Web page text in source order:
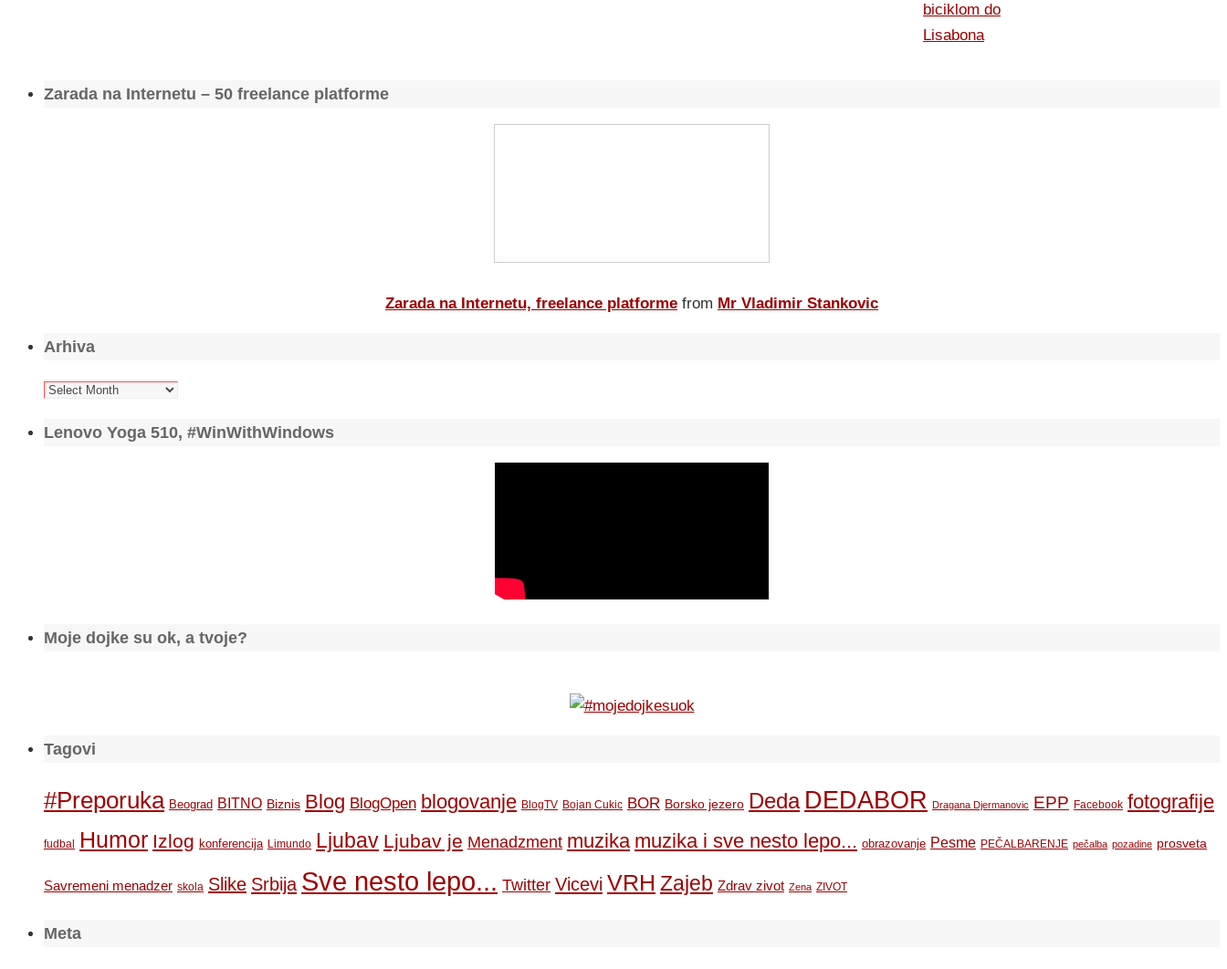
biciklom do
Lisabona
Zarada na Internetu – 50 freelance platforme
Zarada na Internetu, freelance platforme from Mr Vladimir Stankovic
Arhiva
Arhiva
Lenovo Yoga 510, #WinWithWindows
Moje dojke su ok, a tvoje?
Tagovi
#Preporuka Beograd BITNO Biznis Blog BlogOpen blogovanje BlogTV Bojan Cukic BOR Borsko jezero Deda DEDABOR Dragana Djermanovic EPP Facebook fotografije
fudbal Humor Izlog konferencija Limundo Ljubav Ljubav je Menadzment muzika muzika i sve nesto lepo... obrazovanje Pesme PEČALBARENJE pečalba pozadine prosveta
Savremeni menadzer skola Slike Srbija Sve nesto lepo... Twitter Vicevi VRH Zajeb Zdrav zivot Zena ZIVOT
Meta